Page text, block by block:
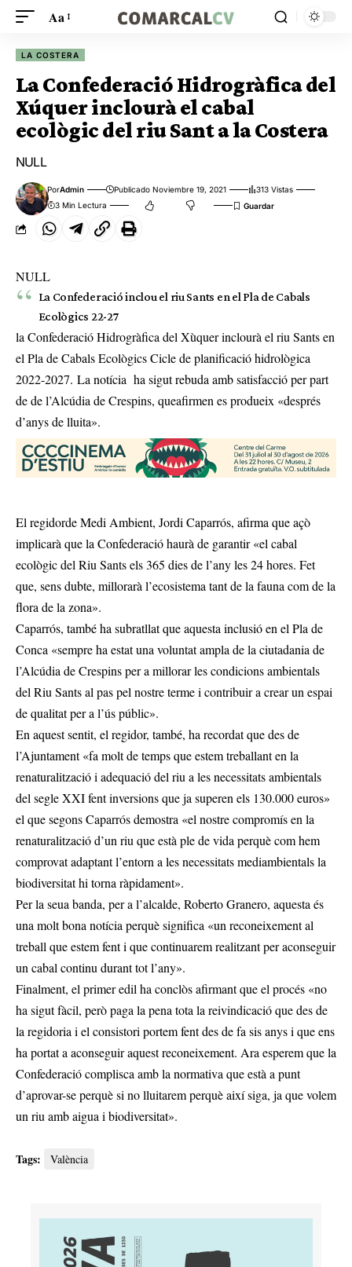
Aa
LA COSTERA
La Confederació Hidrogràfica del
Xúquer inclourà el cabal
ecològic del riu Sant a la Costera
NULL
PorAdmin Publicado Noviembre 19, 2021
313 Vistas
3 Min Lectura
NULL
La Confederació inclou el riu Sants en el Pla de Cabals
Ecològics 22-27
la Confederació Hidrogràfica del Xùquer inclourà el riu Sants en
el Pla de Cabals Ecològics Cicle de planificació hidrològica
2022-2027. La notícia ha sigut rebuda amb satisfacció per part
de de l’Alcúdia de Crespins, queafirmen es produeix «després
d’anys de lluita».
El regidorde Medi Ambient, Jordi Caparrós, afirma que açò
implicarà que la Confederació haurà de garantir «el cabal
ecològic del Riu Sants els 365 dies de l’any les 24 hores. Fet
que, sens dubte, millorarà l’ecosistema tant de la fauna com de la
flora de la zona».
Caparrós, també ha subratllat que aquesta inclusió en el Pla de
Conca «sempre ha estat una voluntat ampla de la ciutadania de
l’Alcúdia de Crespins per a millorar les condicions ambientals
del Riu Sants al pas pel nostre terme i contribuir a crear un espai
de qualitat per a l’ús públic».
En aquest sentit, el regidor, també, ha recordat que des de
l’Ajuntament «fa molt de temps que estem treballant en la
renaturalització i adequació del riu a les necessitats ambientals
del segle XXI fent inversions que ja superen els 130.000 euros»
el que segons Caparrós demostra «el nostre compromís en la
renaturalització d’un riu que està ple de vida perquè com hem
comprovat adaptant l’entorn a les necessitats mediambientals la
biodiversitat hi torna ràpidament».
Per la seua banda, per a l’alcalde, Roberto Granero, aquesta és
una molt bona notícia perquè significa «un reconeixement al
treball que estem fent i que continuarem realitzant per aconseguir
un cabal continu durant tot l’any».
Finalment, el primer edil ha conclòs afirmant que el procés «no
ha sigut fàcil, però paga la pena tota la reivindicació que des de
la regidoria i el consistori portem fent des de fa sis anys i que ens
ha portat a aconseguir aquest reconeixement. Ara esperem que la
Confederació complisca amb la normativa que està a punt
d’aprovar-se perquè si no lluitarem perquè així siga, ja que volem
un riu amb aigua i biodiversitat».
Tags: València